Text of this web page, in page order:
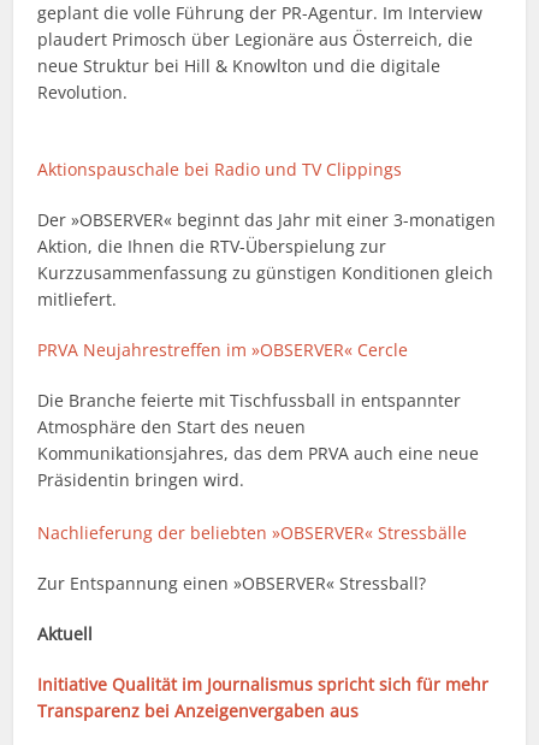
geplant die volle Führung der PR-Agentur. Im Interview
plaudert Primosch über Legionäre aus Österreich, die
neue Struktur bei Hill & Knowlton und die digitale
Revolution.
Aktionspauschale bei Radio und TV Clippings
Der »OBSERVER« beginnt das Jahr mit einer 3-monatigen
Aktion, die Ihnen die RTV-Überspielung zur
Kurzzusammenfassung zu günstigen Konditionen gleich
mitliefert.
PRVA Neujahrestreffen im »OBSERVER« Cercle
Die Branche feierte mit Tischfussball in entspannter
Atmosphäre den Start des neuen
Kommunikationsjahres, das dem PRVA auch eine neue
Präsidentin bringen wird.
Nachlieferung der beliebten »OBSERVER« Stressbälle
Zur Entspannung einen »OBSERVER« Stressball?
Aktuell
Initiative Qualität im Journalismus spricht sich für mehr
Transparenz bei Anzeigenvergaben aus